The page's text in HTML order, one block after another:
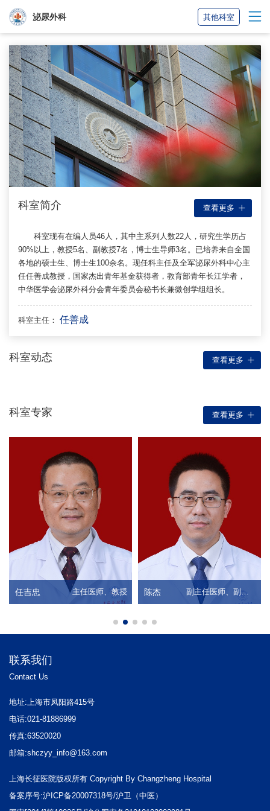
泌尿外科 其他科室
科室简介 查看更多
科室现有在编人员46人，其中主系列人数22人，研究生学历占
90%以上，教授5名、副教授7名，博士生导师3名。已培养来自全国
各地的硕士生、博士生100余名。现任科主任及全军泌尿外科中心主
任任善成教授，国家杰出青年基金获得者，教育部青年长江学者，
中华医学会泌尿外科分会青年委员会秘书长兼微创学组组长。
科室主任： 任善成
科室动态 查看更多
科室专家 查看更多
副主任医师、副教授 姚亚成 阴雷
联系我们
Contact Us
地址:上海市凤阳路415号
电话:021-81886999
传真:63520020
邮箱:shczyy_info@163.com
上海长征医院版权所有 Copyright By Changzheng Hospital
备案序号:沪ICP备20007318号/沪卫（中医）